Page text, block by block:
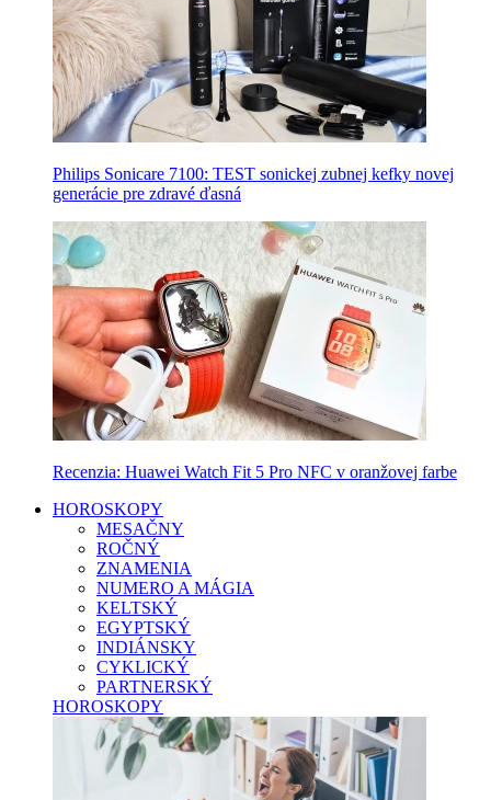
Philips Sonicare 7100: TEST sonickej zubnej kefky novej
generácie pre zdravé ďasná
Recenzia: Huawei Watch Fit 5 Pro NFC v oranžovej farbe
HOROSKOPY
MESAČNY
ROČNÝ
ZNAMENIA
NUMERO A MÁGIA
KELTSKÝ
EGYPTSKÝ
INDIÁNSKY
CYKLICKÝ
PARTNERSKÝ
HOROSKOPY